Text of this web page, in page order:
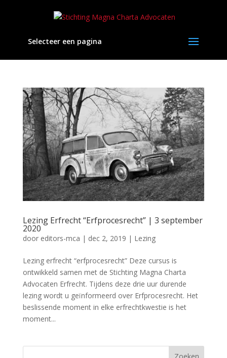
Selecteer een pagina
Lezing Erfrecht “Erfprocesrecht” | 3 september
2020
door editors-mca | dec 2, 2019 | Lezing
Lezing erfrecht “erfprocesrecht” Deze cursus is
ontwikkeld samen met de Stichting Magna Charta
Advocaten Erfrecht. Tijdens deze drie uur durende
lezing wordt u geïnformeerd over Erfprocesrecht. Het
beslissende moment in elke erfrechtkwestie is het
moment...